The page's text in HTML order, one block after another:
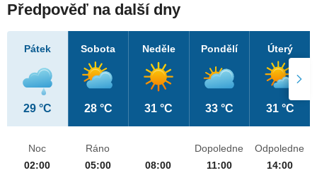
Předpověď na další dny
Pátek
29 °C
Sobota
28 °C
Neděle
31 °C
Pondělí
33 °C
Úterý
31 °C
Noc
02:00
Ráno
05:00
08:00
Dopoledne
11:00
Odpoledne
14:00